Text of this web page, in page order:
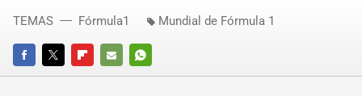
FACEBOOKTWITTERFLIPBOARD
E-
WHATSAPP
TEMAS Fórmula1 Mundial de Fórmula 1